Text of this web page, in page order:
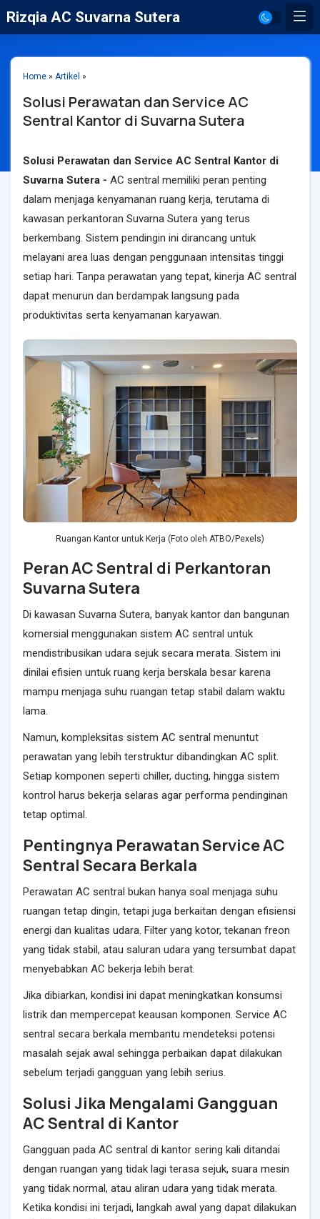
Rizqia AC Suvarna Sutera
Home » Artikel »
Solusi Perawatan dan Service AC
Sentral Kantor di Suvarna Sutera
Solusi Perawatan dan Service AC Sentral Kantor di
Suvarna Sutera - AC sentral memiliki peran penting
dalam menjaga kenyamanan ruang kerja, terutama di
kawasan perkantoran Suvarna Sutera yang terus
berkembang. Sistem pendingin ini dirancang untuk
melayani area luas dengan penggunaan intensitas tinggi
setiap hari. Tanpa perawatan yang tepat, kinerja AC sentral
dapat menurun dan berdampak langsung pada
produktivitas serta kenyamanan karyawan.
Ruangan Kantor untuk Kerja (Foto oleh ATBO/Pexels)
Peran AC Sentral di Perkantoran
Suvarna Sutera
Di kawasan Suvarna Sutera, banyak kantor dan bangunan
komersial menggunakan sistem AC sentral untuk
mendistribusikan udara sejuk secara merata. Sistem ini
dinilai efisien untuk ruang kerja berskala besar karena
mampu menjaga suhu ruangan tetap stabil dalam waktu
lama.
Namun, kompleksitas sistem AC sentral menuntut
perawatan yang lebih terstruktur dibandingkan AC split.
Setiap komponen seperti chiller, ducting, hingga sistem
kontrol harus bekerja selaras agar performa pendinginan
tetap optimal.
Pentingnya Perawatan Service AC
Sentral Secara Berkala
Perawatan AC sentral bukan hanya soal menjaga suhu
ruangan tetap dingin, tetapi juga berkaitan dengan efisiensi
energi dan kualitas udara. Filter yang kotor, tekanan freon
yang tidak stabil, atau saluran udara yang tersumbat dapat
menyebabkan AC bekerja lebih berat.
Jika dibiarkan, kondisi ini dapat meningkatkan konsumsi
listrik dan mempercepat keausan komponen. Service AC
sentral secara berkala membantu mendeteksi potensi
masalah sejak awal sehingga perbaikan dapat dilakukan
sebelum terjadi gangguan yang lebih serius.
Solusi Jika Mengalami Gangguan
AC Sentral di Kantor
Gangguan pada AC sentral di kantor sering kali ditandai
dengan ruangan yang tidak lagi terasa sejuk, suara mesin
yang tidak normal, atau aliran udara yang tidak merata.
Ketika kondisi ini terjadi, langkah awal yang dapat dilakukan